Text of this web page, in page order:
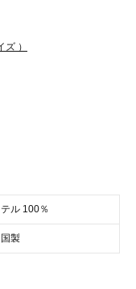
）
ル 100％
製